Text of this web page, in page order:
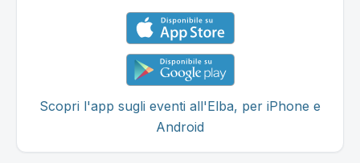
Scopri l'app sugli eventi all'Elba, per iPhone e
Android